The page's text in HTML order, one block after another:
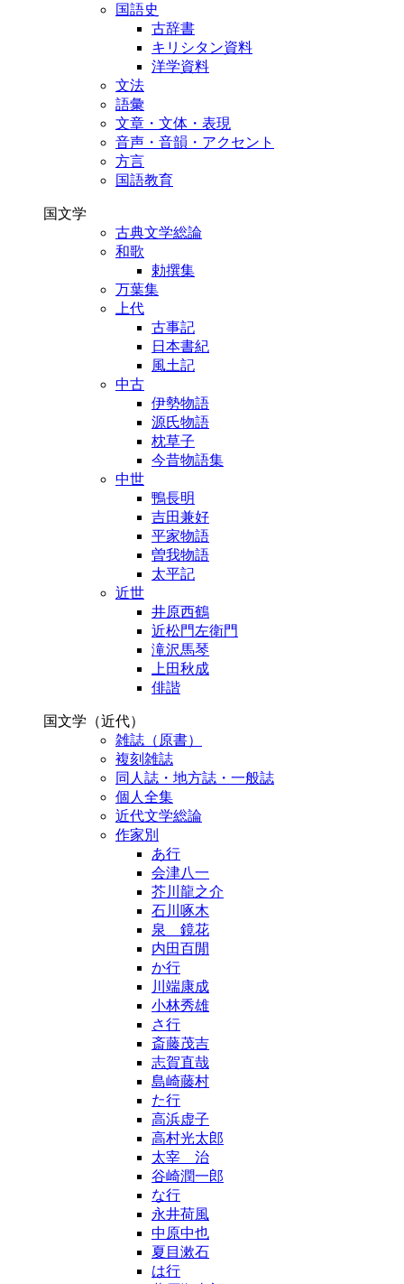
国語史
古辞書
キリシタン資料
洋学資料
文法
語彙
文章・文体・表現
音声・音韻・アクセント
方言
国語教育
国文学
古典文学総論
和歌
勅撰集
万葉集
上代
古事記
日本書紀
風土記
中古
伊勢物語
源氏物語
枕草子
今昔物語集
中世
鴨長明
吉田兼好
平家物語
曽我物語
太平記
近世
井原西鶴
近松門左衛門
滝沢馬琴
上田秋成
俳諧
国文学（近代）
雑誌（原書）
複刻雑誌
同人誌・地方誌・一般誌
個人全集
近代文学総論
作家別
あ行
会津八一
芥川龍之介
石川啄木
泉 鏡花
内田百閒
か行
川端康成
小林秀雄
さ行
斎藤茂吉
志賀直哉
島崎藤村
た行
高浜虚子
高村光太郎
太宰 治
谷崎潤一郎
な行
永井荷風
中原中也
夏目漱石
は行